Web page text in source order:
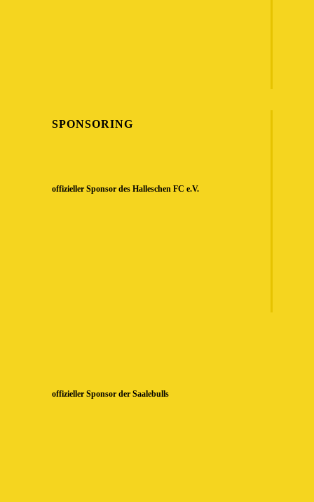
SPONSORING
offizieller Sponsor des Halleschen FC e.V.
offizieller Sponsor der Saalebulls